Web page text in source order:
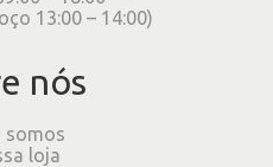
13:00 – 14:00)
nós
somos
loja